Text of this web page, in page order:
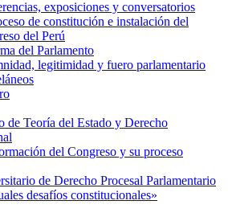
exposiciones y conversatorios
de constitución e instalación del
del Perú
del Parlamento
legitimidad y fuero parlamentario
de Teoría del Estado y Derecho
del Congreso y su proceso
de Derecho Procesal Parlamentario
desafíos constitucionales»